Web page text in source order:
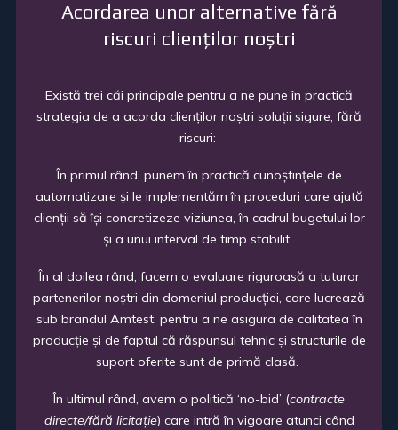
Acordarea unor alternative fără
riscuri clienților noștri
Există trei căi principale pentru a ne pune în practică
strategia de a acorda clienților noștri soluții sigure, fără
riscuri:
În primul rând, punem în practică cunoștințele de
automatizare și le implementăm în proceduri care ajută
clienții să își concretizeze viziunea, în cadrul bugetului lor
și a unui interval de timp stabilit.
În al doilea rând, facem o evaluare riguroasă a tuturor
partenerilor noștri din domeniul producției, care lucrează
sub brandul Amtest, pentru a ne asigura de calitatea în
producție și de faptul că răspunsul tehnic și structurile de
suport oferite sunt de primă clasă.
În ultimul rând, avem o politică ‘no-bid’ (contracte
directe/fără licitație) care intră în vigoare atunci când